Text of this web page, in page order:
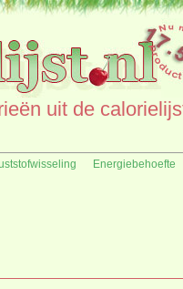
uit de
Energiebehoefte